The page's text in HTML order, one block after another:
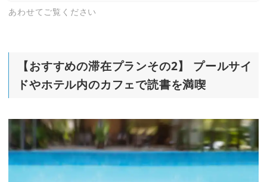
あわせてご覧ください
【おすすめの滞在プランその2】 プールサイ
ドやホテル内のカフェで読書を満喫